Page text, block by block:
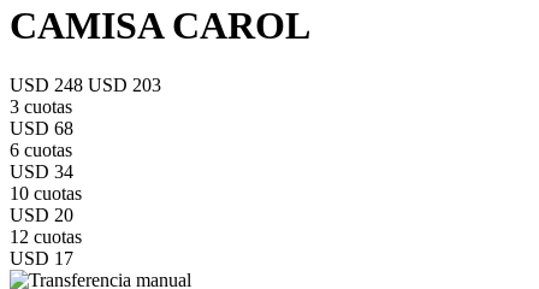
CAMISA CAROL
USD 248 USD 203
3 cuotas
USD 68
6 cuotas
USD 34
10 cuotas
USD 20
12 cuotas
USD 17